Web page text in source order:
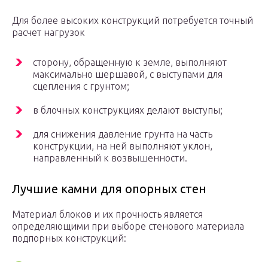
Для более высоких конструкций потребуется точный
расчет нагрузок
сторону, обращенную к земле, выполняют
максимально шершавой, с выступами для
сцепления с грунтом;
в блочных конструкциях делают выступы;
для снижения давление грунта на часть
конструкции, на ней выполняют уклон,
направленный к возвышенности.
Лучшие камни для опорных стен
Материал блоков и их прочность является
определяющими при выборе стенового материала
подпорных конструкций: